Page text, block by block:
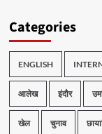
Categories
ENGLISH
आलेख इंदौर
खेल चुनाव